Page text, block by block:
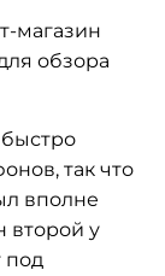
магазин
обзора
так что
вполне
второй у
под